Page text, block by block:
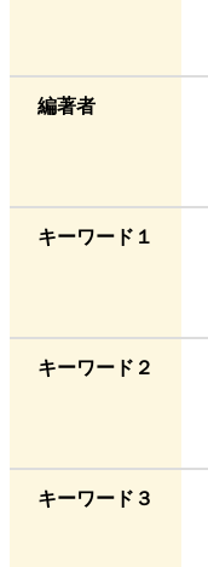
編著者
キーワード１
キーワード２
キーワード３